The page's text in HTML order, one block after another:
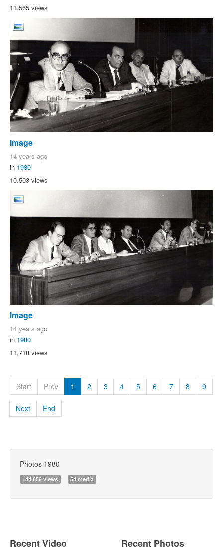
11,565 views
Image
14 years ago
in 1980
10,503 views
Image
14 years ago
in 1980
11,718 views
Start Prev 1 2 3 4 5 6 7 8 9
Next End
Photos 1980
144,659 views 54 media
Recent Video Recent Photos